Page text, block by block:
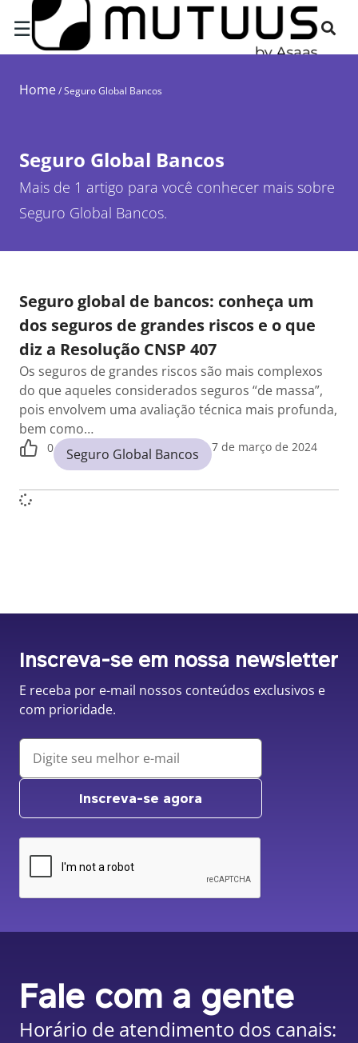
☰
Home/Seguro Global Bancos
Seguro Global Bancos
Mais de 1 artigo para você conhecer mais sobre
Seguro Global Bancos.
Seguro global de bancos: conheça um
dos seguros de grandes riscos e o que
diz a Resolução CNSP 407
Os seguros de grandes riscos são mais complexos
do que aqueles considerados seguros “de massa”,
pois envolvem uma avaliação técnica mais profunda,
bem como…
0 Seguro Global Bancos 7 de março de 2024
Inscreva-se em nossa newsletter
E receba por e-mail nossos conteúdos exclusivos e
com prioridade.
Inscreva-se agora
Fale com a gente
Horário de atendimento dos canais: